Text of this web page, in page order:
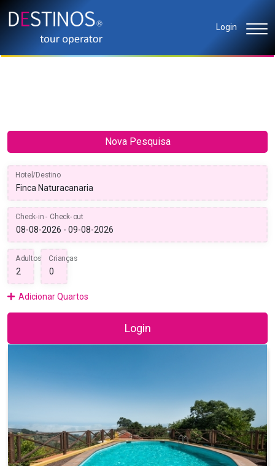
Login
Nova Pesquisa
Hotel/Destino
Check-in - Check-out
Adultos Crianças
Adicionar Quartos
Login